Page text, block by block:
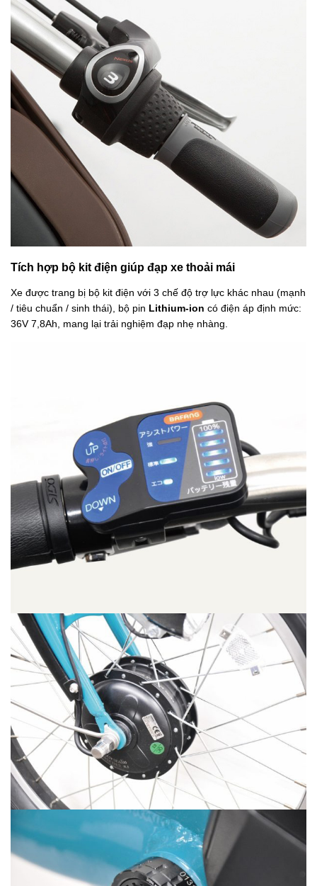
Tích hợp bộ kit điện giúp đạp xe thoải mái
Xe được trang bị bộ kit điện với 3 chế độ trợ lực khác nhau (mạnh
/ tiêu chuẩn / sinh thái), bộ pin Lithium-ion có điện áp định mức:
36V 7,8Ah, mang lại trải nghiệm đạp nhẹ nhàng.